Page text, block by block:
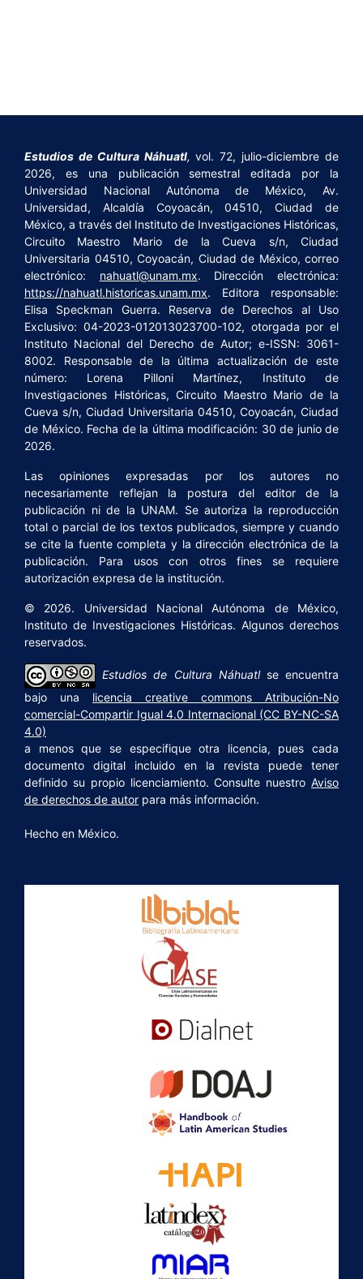
Estudios de Cultura Náhuatl, vol. 72, julio-diciembre de
2026, es una publicación semestral editada por la
Universidad Nacional Autónoma de México, Av.
Universidad, Alcaldía Coyoacán, 04510, Ciudad de
México, a través del Instituto de Investigaciones Históricas,
Circuito Maestro Mario de la Cueva s/n, Ciudad
Universitaria 04510, Coyoacán, Ciudad de México, correo
electrónico: nahuatl@unam.mx. Dirección electrónica:
https://nahuatl.historicas.unam.mx. Editora responsable:
Elisa Speckman Guerra. Reserva de Derechos al Uso
Exclusivo: 04-2023-012013023700-102, otorgada por el
Instituto Nacional del Derecho de Autor; e-ISSN: 3061-
8002. Responsable de la última actualización de este
número: Lorena Pilloni Martínez, Instituto de
Investigaciones Históricas, Circuito Maestro Mario de la
Cueva s/n, Ciudad Universitaria 04510, Coyoacán, Ciudad
de México. Fecha de la última modificación: 30 de junio de
2026.
Las opiniones expresadas por los autores no
necesariamente reflejan la postura del editor de la
publicación ni de la UNAM. Se autoriza la reproducción
total o parcial de los textos publicados, siempre y cuando
se cite la fuente completa y la dirección electrónica de la
publicación. Para usos con otros fines se requiere
autorización expresa de la institución.
© 2026. Universidad Nacional Autónoma de México,
Instituto de Investigaciones Históricas. Algunos derechos
reservados.
Estudios de Cultura Náhuatlse encuentra
bajo una licencia creative commons Atribución-No
comercial-Compartir Igual 4.0 Internacional (CC BY-NC-SA
4.0)
a menos que se especifique otra licencia, pues cada
documento digital incluido en la revista puede tener
definido su propio licenciamiento. Consulte nuestro Aviso
de derechos de autor para más información.
Hecho en México.